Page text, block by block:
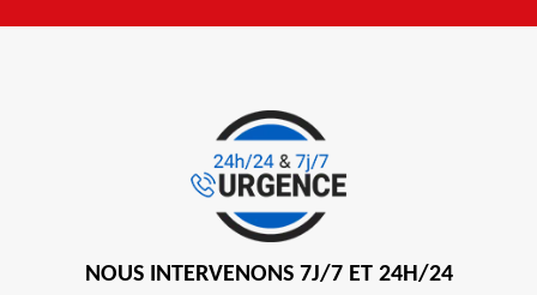
NOUS INTERVENONS 7J/7 ET 24H/24